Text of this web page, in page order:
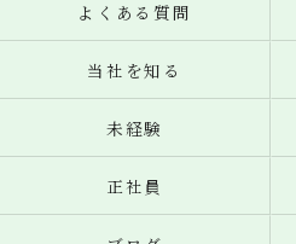
よくある質問
当社を知る
未経験
正社員